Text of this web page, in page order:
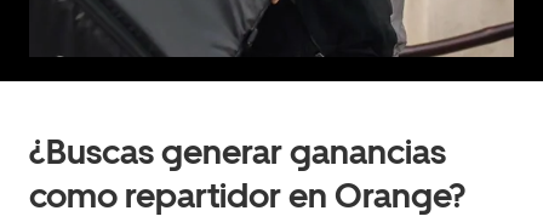
¿Buscas generar ganancias
como repartidor en Orange?